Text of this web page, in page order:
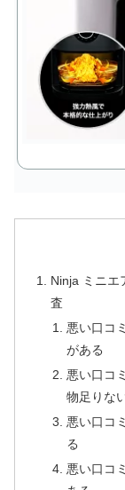
Ninja ミニエ
査
悪い口コ
がある
悪い口コ
物足りな
悪い口コ
る
悪い口コ